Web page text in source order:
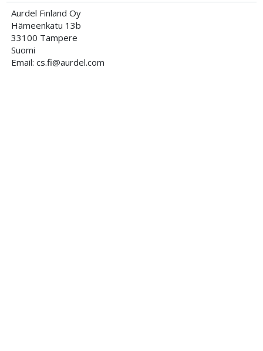
Aurdel Finland Oy
Hämeenkatu 13b
33100 Tampere
Suomi
Email: cs.fi@aurdel.com